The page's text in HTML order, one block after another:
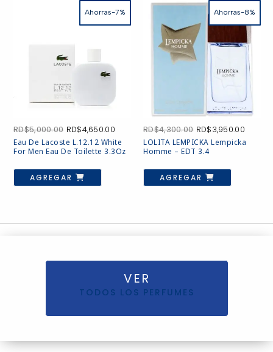
pueden
elegir
página
producto
Ahorras-7%
RD$5,000.00 El
precio
original
RD$5,000.00.
RD$4,650.00El
precio
actual
RD$4,650.00.
Eau De Lacoste L.12.12 White
For Men Eau De Toilette 3.3Oz
AGREGAR
Ahorras-8%
RD$4,300.00 El
precio
original
RD$4,300.00.
RD$3,950.00El
precio
actual
LOLITA LEMPICKA Lempicka
Homme – EDT 3.4
AGREGAR
VER
TODOS LOS PERFUMES